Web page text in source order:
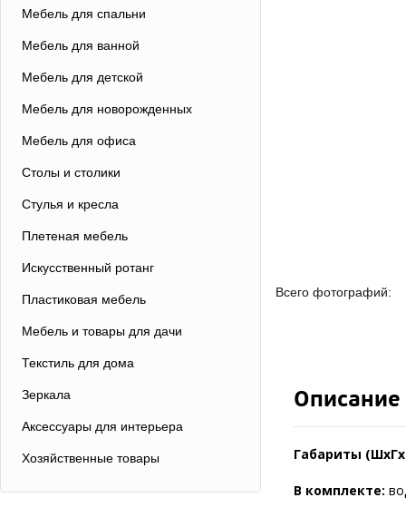
Мебель для спальни
Мебель для ванной
Мебель для детской
Мебель для новорожденных
Мебель для офиса
Столы и столики
Стулья и кресла
Плетеная мебель
Искусственный ротанг
Пластиковая мебель
Мебель и товары для дачи
Текстиль для дома
Зеркала
Аксессуары для интерьера
Хозяйственные товары
Всего фотографий:
Описание
Габариты
В комплекте: